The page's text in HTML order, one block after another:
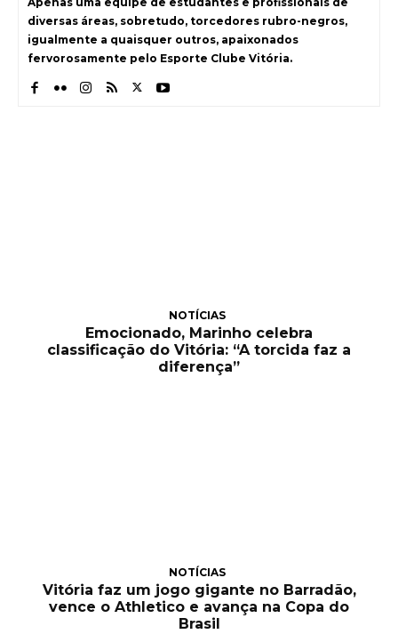
diversas áreas, sobretudo, torcedores rubro-negros,
igualmente a quaisquer outros, apaixonados
fervorosamente pelo Esporte Clube Vitória.
NOTÍCIAS
Emocionado, Marinho celebra
classificação do Vitória: “A torcida faz a
diferença”
NOTÍCIAS
Vitória faz um jogo gigante no Barradão,
vence o Athletico e avança na Copa do
Brasil